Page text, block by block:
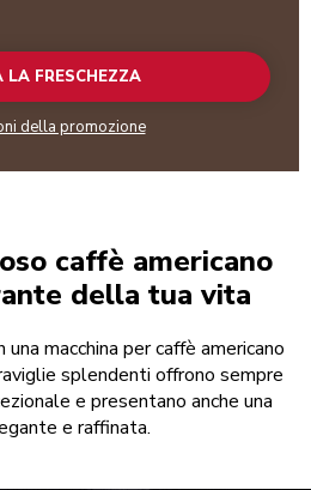
LA FRESCHEZZA
della promozione
caffè americano
della tua vita
macchina per caffè americano
splendenti offrono sempre
e presentano anche una
e raffinata.